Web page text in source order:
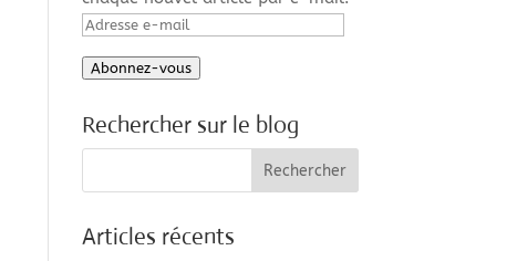
Adresse
mail
Abonnez-vous
Rechercher sur le blog
Articles récents